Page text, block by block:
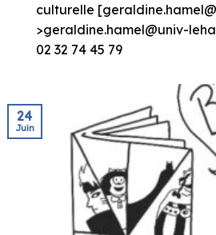
culturelle
>geraldine.hamel@univ-
02 32 74 45 79
24
Juin